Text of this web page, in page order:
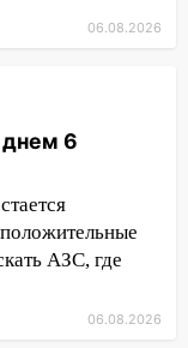
5
список АЗС
в
в
женщины
06.08.2026
днем 6
АЗС, где
06.08.2026